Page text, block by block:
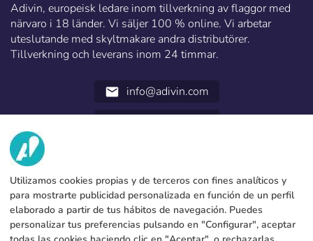
Adivin, europeisk ledare inom tillverkning av flaggor med
närvaro i 18 länder. Vi säljer 100 % online. Vi arbetar
uteslutande med skyltmakare andra distributörer.
Tillverkning och leverans inom 24 timmar.
email info@adivin.com
VI
Fabrik
Kontakt
TJÄNSTER
Betalningsmetoder
JURIDISKA UPPGIFTER
Utilizamos cookies propias y de terceros con fines analíticos y
para mostrarte publicidad personalizada en función de un perfil
elaborado a partir de tus hábitos de navegación. Puedes
personalizar tus preferencias pulsando en "Configurar", aceptar